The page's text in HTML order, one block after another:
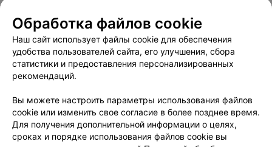
Пользовательское соглашение
Способы оплаты
Вакансии
Партнеры
Написать руководителю 103.by
Обработка персональных данных
Обработка файлов cookie
Наш сайт использует файлы cookie для обеспечения
удобства пользователей сайта, его улучшения, сбора
статистики и предоставления персонализированных
рекомендаций.
Вы можете настроить параметры использования файлов
cookie или изменить свое согласие в более позднее время.
Для получения дополнительной информации о целях,
сроках и порядке использования файлов cookie вы